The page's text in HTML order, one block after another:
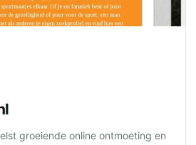
groeiende online ontmoeting en